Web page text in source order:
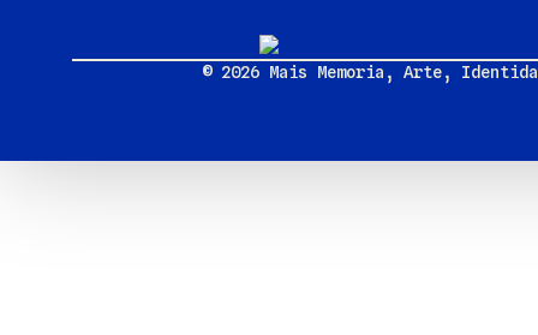
© 2026 Mais Memoria, Arte,